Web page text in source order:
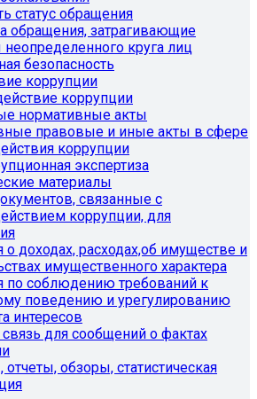
статус обращения
обращения, затрагивающие
неопределенного круга лиц
безопасность
коррупции
коррупции
нормативные акты
правовые и иные акты в сфере
коррупции
экспертиза
материалы
связанные с
коррупции, для
о доходах, расходах,об имуществе и
имущественного характера
по соблюдению требований к
поведению и урегулированию
интересов
связь для сообщений о фактах
обзоры, статистическая